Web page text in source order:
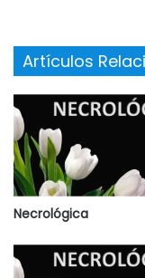
Artículos
Necrológica